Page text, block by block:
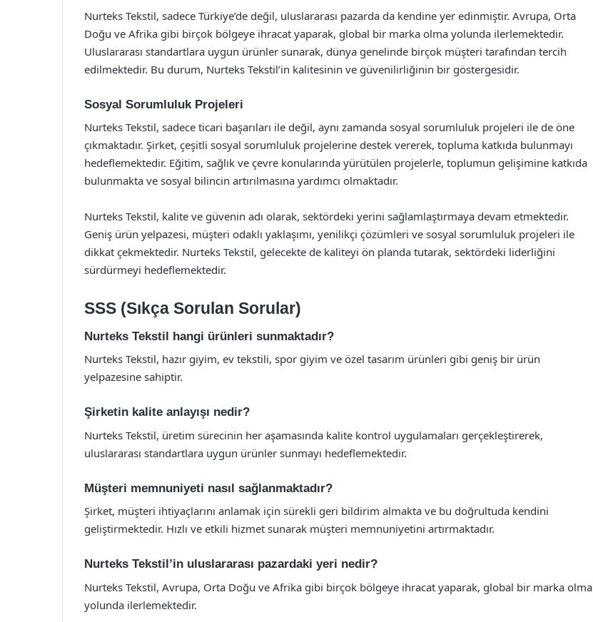
Nurteks Tekstil, sadece Türkiye’de değil, uluslararası pazarda da kendine yer edinmiştir. Avrupa, Orta
Doğu ve Afrika gibi birçok bölgeye ihracat yaparak, global bir marka olma yolunda ilerlemektedir.
Uluslararası standartlara uygun ürünler sunarak, dünya genelinde birçok müşteri tarafından tercih
edilmektedir. Bu durum, Nurteks Tekstil’in kalitesinin ve güvenilirliğinin bir göstergesidir.
Sosyal Sorumluluk Projeleri
Nurteks Tekstil, sadece ticari başarıları ile değil, aynı zamanda sosyal sorumluluk projeleri ile de öne
çıkmaktadır. Şirket, çeşitli sosyal sorumluluk projelerine destek vererek, topluma katkıda bulunmayı
hedeflemektedir. Eğitim, sağlık ve çevre konularında yürütülen projelerle, toplumun gelişimine katkıda
bulunmakta ve sosyal bilincin artırılmasına yardımcı olmaktadır.
Nurteks Tekstil, kalite ve güvenin adı olarak, sektördeki yerini sağlamlaştırmaya devam etmektedir.
Geniş ürün yelpazesi, müşteri odaklı yaklaşımı, yenilikçi çözümleri ve sosyal sorumluluk projeleri ile
dikkat çekmektedir. Nurteks Tekstil, gelecekte de kaliteyi ön planda tutarak, sektördeki liderliğini
sürdürmeyi hedeflemektedir.
SSS (Sıkça Sorulan Sorular)
Nurteks Tekstil hangi ürünleri sunmaktadır?
Nurteks Tekstil, hazır giyim, ev tekstili, spor giyim ve özel tasarım ürünleri gibi geniş bir ürün
yelpazesine sahiptir.
Şirketin kalite anlayışı nedir?
Nurteks Tekstil, üretim sürecinin her aşamasında kalite kontrol uygulamaları gerçekleştirerek,
uluslararası standartlara uygun ürünler sunmayı hedeflemektedir.
Müşteri memnuniyeti nasıl sağlanmaktadır?
Şirket, müşteri ihtiyaçlarını anlamak için sürekli geri bildirim almakta ve bu doğrultuda kendini
geliştirmektedir. Hızlı ve etkili hizmet sunarak müşteri memnuniyetini artırmaktadır.
Nurteks Tekstil’in uluslararası pazardaki yeri nedir?
Nurteks Tekstil, Avrupa, Orta Doğu ve Afrika gibi birçok bölgeye ihracat yaparak, global bir marka olma
yolunda ilerlemektedir.